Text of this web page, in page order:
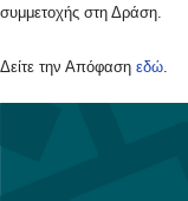
συμμετοχής στη Δράση.
Δείτε την Απόφαση εδώ.